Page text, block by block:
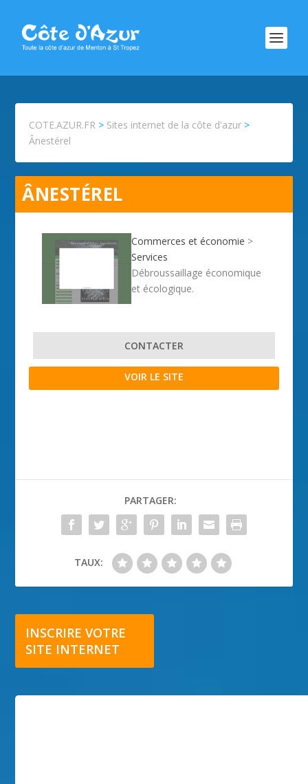
COTE.AZUR.FR > Sites internet de la côte d'azur >
Ânestérel
ÂNESTÉREL
Commerces et économie >
Services
Débroussaillage économique
et écologique.
CONTACTER
VOIR LE SITE
PARTAGER:
TAUX:
INSCRIRE VOTRE
SITE INTERNET